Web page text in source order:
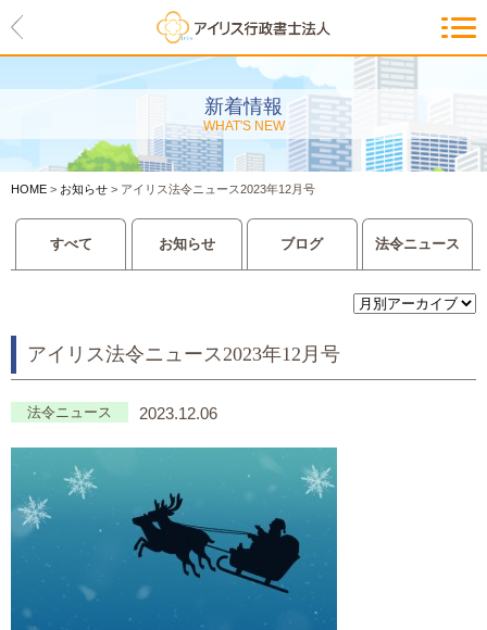
新着情報
WHAT'S NEW
HOME > お知らせ > アイリス法令ニュース2023年12月号
すべて お知らせ ブログ 法令ニュース
アイリス法令ニュース2023年12月号
法令ニュース 2023.12.06
HOME
アイリスの紹介
代表ご挨拶・経営理念・アイリス
のお約束
会社概要・アクセスマップ
サービス一覧
入管等外国人各種手続き
建設業許可申請
その他各種手続き
費用の目安